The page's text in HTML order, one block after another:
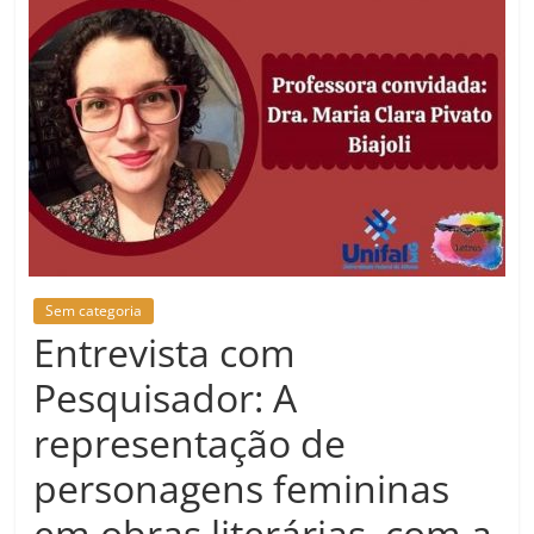
Sem categoria
Entrevista com
Pesquisador: A
representação de
personagens femininas